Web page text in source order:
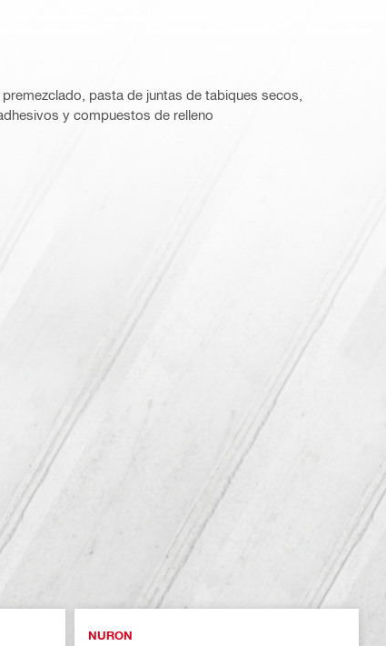
pasta de juntas de tabiques secos,
y compuestos de relleno
NURON